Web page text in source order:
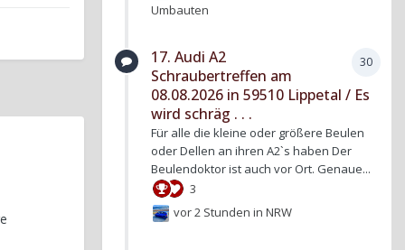
Umbauten
30
17. Audi A2
Schraubertreffen am
08.08.2026 in 59510 Lippetal / Es
wird schräg . . .
Für alle die kleine oder größere Beulen
oder Dellen an ihren A2`s haben Der
Beulendoktor ist auch vor Ort. Genaue...
3
vor 2 Stunden inNRW